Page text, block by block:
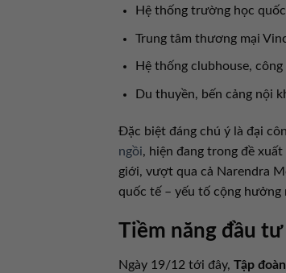
Hệ thống trường học
Trung tâm thương mại
Hệ thống clubhouse,
Du thuyền, bến cảng nội
Đặc biệt đáng chú ý là đại
ngồi, hiện đang trong đề
giới, vượt qua cả Narendra
quốc tế – yếu tố cộng hưởng
Tiềm năng đầu
Ngày 19/12 tới đây, Tập